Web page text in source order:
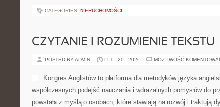
CATEGORIES: NIERUCHOMOŚCI
CZYTANIE I ROZUMIENIE TEKSTU
POSTED BY ADMIN LUT - 20 - 2026 MOŻLIWOŚĆ
Kongres Anglistów to platforma dla metodyków języka
współczesnych podejść nauczania i wdrażalnych pomysłów do
powstała z myślą o osobach, które stawiają na rozwój i traktują